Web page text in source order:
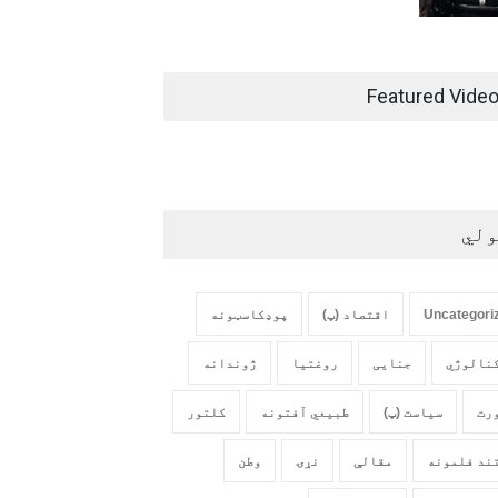
Featured
اقتصاد (پ) پوډکاسټونه
جنایی روغتیا ژوندانه
سیاست (پ) طبیعي آفتونه کلتور
فلمونه مقالې نړۍ وطن